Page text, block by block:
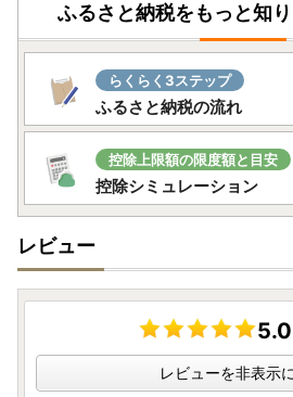
Mail:support@yokohama.furusato-
営業日のご案内 平日9時～18時 ※土
ふるさと納税をもっと知
らくらく3ステップ
ふるさと納税の流れ
控除上限額の限度額と目安
控除シミュレーション
レビュー
5.0
レビューを非表示